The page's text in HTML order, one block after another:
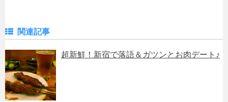
関連記事
超新鮮！新宿で落語＆ガツンとお肉デート♪